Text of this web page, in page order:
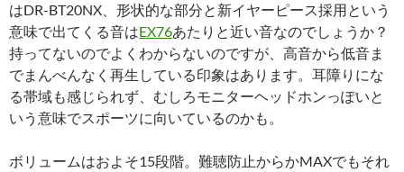
はDR-BT20NX、形状的な部分と新イヤーピース採用という
意味で出てくる音はEX76あたりと近い音なのでしょうか？
持ってないのでよくわからないのですが、高音から低音ま
でまんべんなく再生している印象はあります。耳障りにな
る帯域も感じられず、むしろモニターヘッドホンっぽいと
いう意味でスポーツに向いているのかも。
ボリュームはおよそ15段階。難聴防止からかMAXでもそれ